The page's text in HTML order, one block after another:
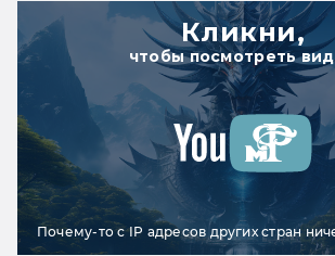
Кликни,
чтобы посмотреть
Почему-то с IP адресов других стран